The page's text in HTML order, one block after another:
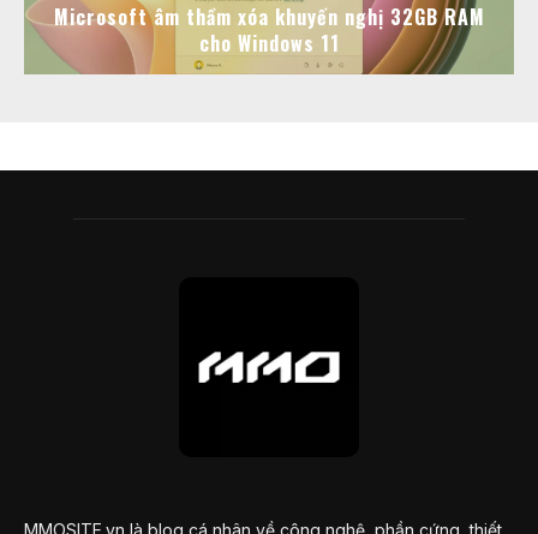
Microsoft âm thầm xóa khuyến nghị 32GB RAM
cho Windows 11
MMOSITE.vn là blog cá nhân về công nghệ, phần cứng, thiết